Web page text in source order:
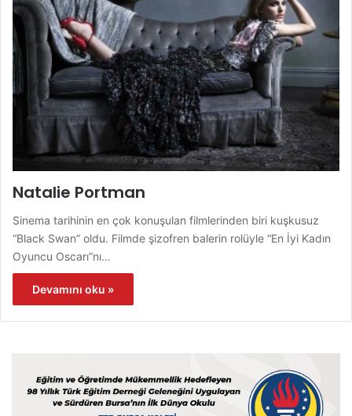
Natalie Portman
Sinema tarihinin en çok konuşulan filmlerinden biri kuşkusuz
“Black Swan” oldu. Filmde şizofren balerin rolüyle “En İyi Kadın
Oyuncu Oscarı”nı…
Devamını oku »